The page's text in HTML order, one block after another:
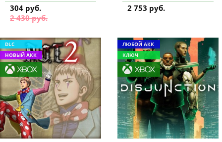
304 руб.
2 430 руб.
2 753 руб.
DLC
НОВЫЙ АКК
ЛЮБОЙ АКК
КЛЮЧ